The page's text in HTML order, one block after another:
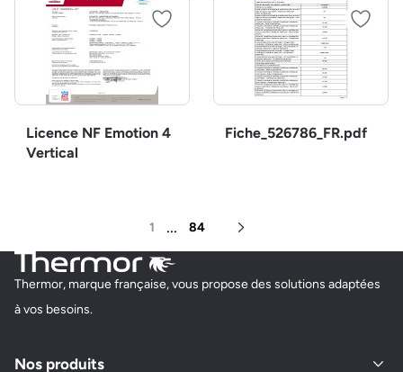
Licence NF Emotion 4
Vertical
Fiche_526786_FR.pdf
1 ... 84
Page suivante
Thermor, marque française, vous propose des solutions adaptées
à vos besoins.
Nos produits